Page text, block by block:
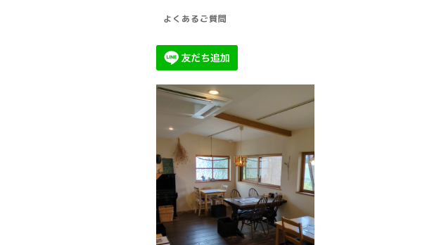
よくあるご質問